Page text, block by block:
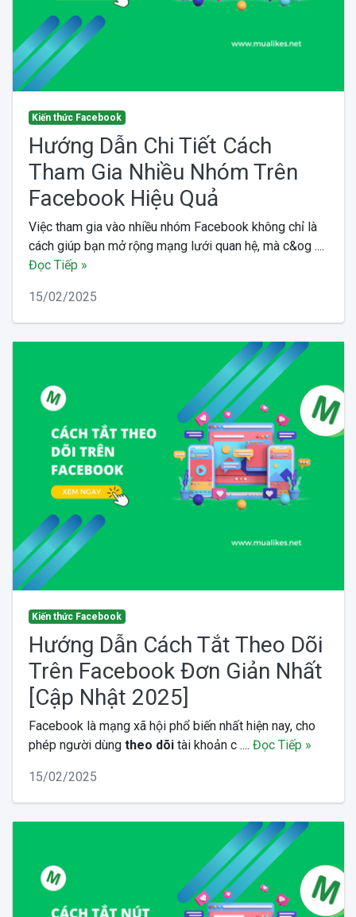
Kiến thức Facebook
Hướng Dẫn Chi Tiết Cách
Tham Gia Nhiều Nhóm Trên
Facebook Hiệu Quả
Việc tham gia vào nhiều nhóm Facebook không chỉ là
cách giúp bạn mở rộng mạng lưới quan hệ, mà c&og ....
Đọc Tiếp »
15/02/2025
Kiến thức Facebook
Hướng Dẫn Cách Tắt Theo Dõi
Trên Facebook Đơn Giản Nhất
[Cập Nhật 2025]
Facebook là mạng xã hội phổ biến nhất hiện nay, cho
phép người dùng theo dõitài khoản c .... Đọc Tiếp »
15/02/2025